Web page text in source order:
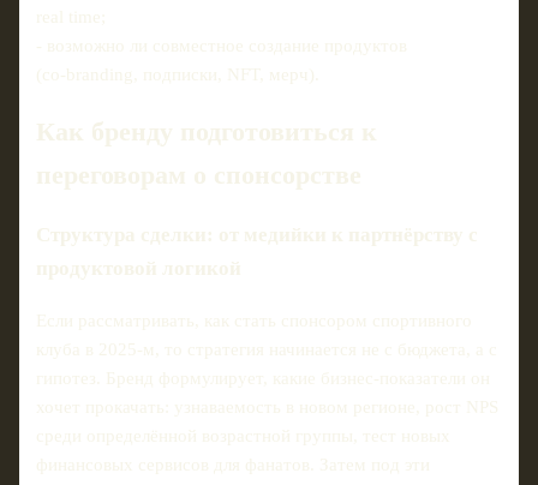
real time;
- возможно ли совместное создание продуктов
(co‑branding, подписки, NFT, мерч).
Как бренду подготовиться к
переговорам о спонсорстве
Структура сделки: от медийки к партнёрству с
продуктовой логикой
Если рассматривать, как стать спонсором спортивного
клуба в 2025-м, то стратегия начинается не с бюджета, а с
гипотез. Бренд формулирует, какие бизнес‑показатели он
хочет прокачать: узнаваемость в новом регионе, рост NPS
среди определённой возрастной группы, тест новых
финансовых сервисов для фанатов. Затем под эти